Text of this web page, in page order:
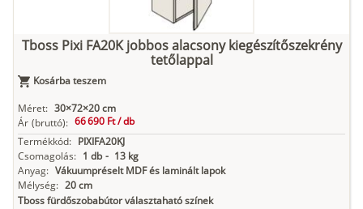
Tboss Pixi FA20K jobbos alacsony kiegészítőszekrény
tetőlappal
Kosárba teszem
Méret: 30×72×20 cm
Ár (bruttó): 66 690 Ft /db
Termékkód: PIXIFA20KJ
Csomagolás: 1 db - 13 kg
Anyag: Vákuumpréselt MDF és laminált lapok
Mélység: 20 cm
Tboss fürdőszobabútor választaható színek